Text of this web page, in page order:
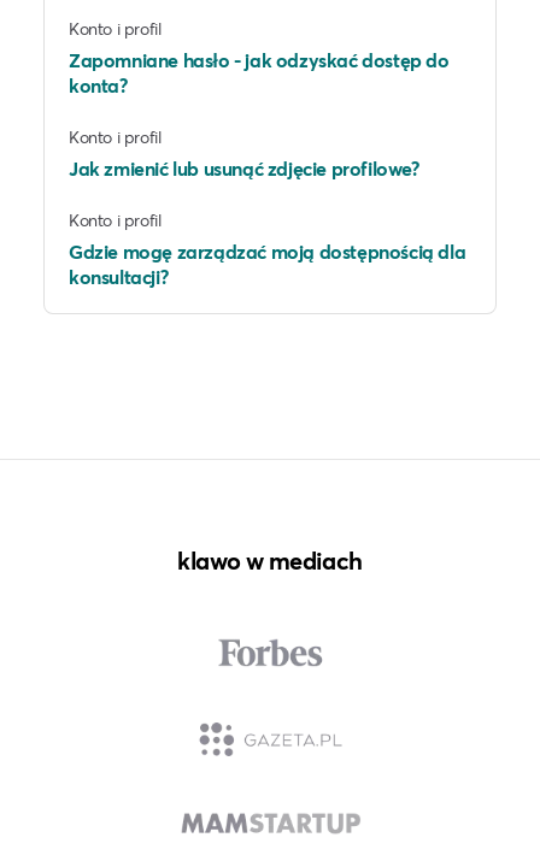
Konto i profil
Zapomniane hasło - jak odzyskać dostęp do
konta?
Konto i profil
Jak zmienić lub usunąć zdjęcie profilowe?
Konto i profil
Gdzie mogę zarządzać moją dostępnością dla
konsultacji?
klawo w mediach